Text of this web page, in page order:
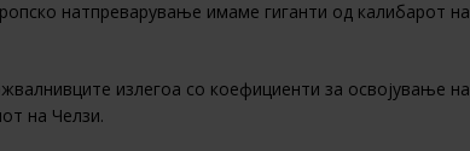
натпреварување имаме гиганти од калибарот на
излегоа со коефициенти за освојување на
на Челзи.